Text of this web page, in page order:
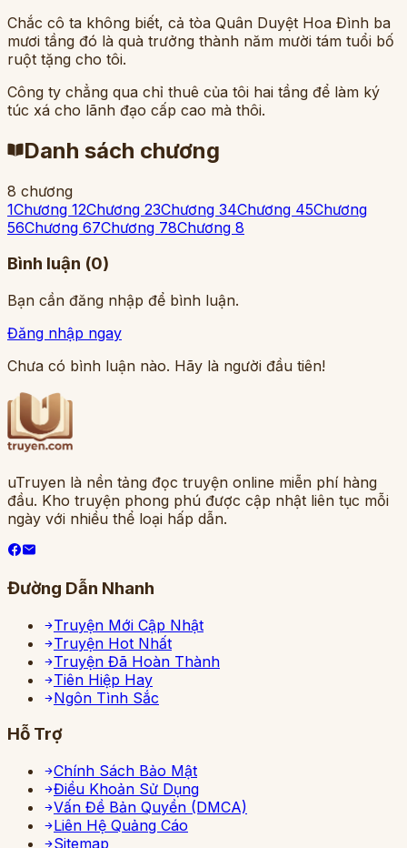
Chắc cô ta không biết, cả tòa Quân Duyệt Hoa Đình ba
mươi tầng đó là quà trưởng thành năm mười tám tuổi bố
ruột tặng cho tôi.
Công ty chẳng qua chỉ thuê của tôi hai tầng để làm ký
túc xá cho lãnh đạo cấp cao mà thôi.
Danh sách chương
8 chương
1Chương 12Chương 23Chương 34Chương 45Chương
56Chương 67Chương 78Chương 8
Bình luận (0)
Bạn cần đăng nhập để bình luận.
Đăng nhập ngay
Chưa có bình luận nào. Hãy là người đầu tiên!
uTruyen là nền tảng đọc truyện online miễn phí hàng
đầu. Kho truyện phong phú được cập nhật liên tục mỗi
ngày với nhiều thể loại hấp dẫn.
Đường Dẫn Nhanh
Truyện Mới Cập Nhật
Truyện Hot Nhất
Truyện Đã Hoàn Thành
Tiên Hiệp Hay
Ngôn Tình Sắc
Hỗ Trợ
Chính Sách Bảo Mật
Điều Khoản Sử Dụng
Vấn Đề Bản Quyền (DMCA)
Liên Hệ Quảng Cáo
Sitemap